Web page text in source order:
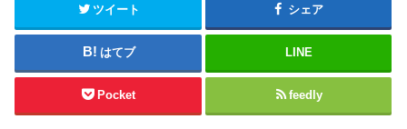
ツイート シェア
はてブ LINE
Pocket feedly